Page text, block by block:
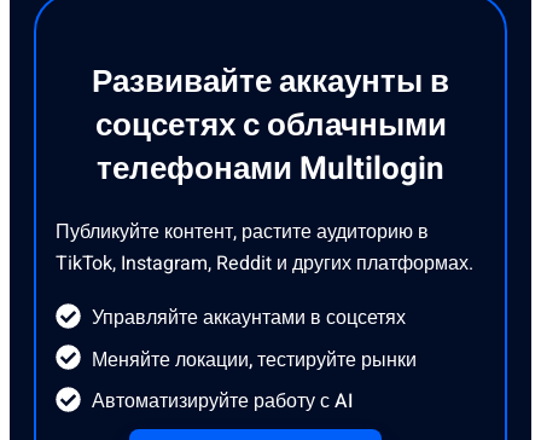
Развивайте аккаунты в
соцсетях с облачными
телефонами Multilogin
Публикуйте контент, растите аудиторию в
TikTok, Instagram, Reddit и других платформах.
Управляйте аккаунтами в соцсетях
Меняйте локации, тестируйте рынки
Автоматизируйте работу с AI